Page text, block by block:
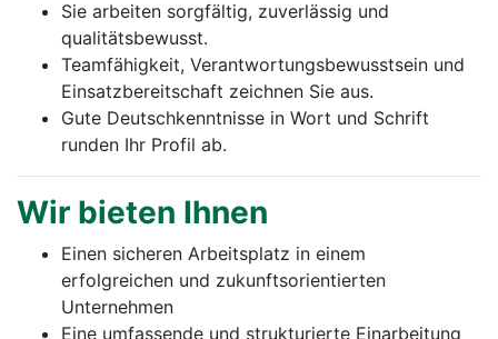
Sie arbeiten sorgfältig, zuverlässig und
qualitätsbewusst.
Teamfähigkeit, Verantwortungsbewusstsein und
Einsatzbereitschaft zeichnen Sie aus.
Gute Deutschkenntnisse in Wort und Schrift
runden Ihr Profil ab.
Wir bieten Ihnen
Einen sicheren Arbeitsplatz in einem
erfolgreichen und zukunftsorientierten
Unternehmen
Eine umfassende und strukturierte Einarbeitung